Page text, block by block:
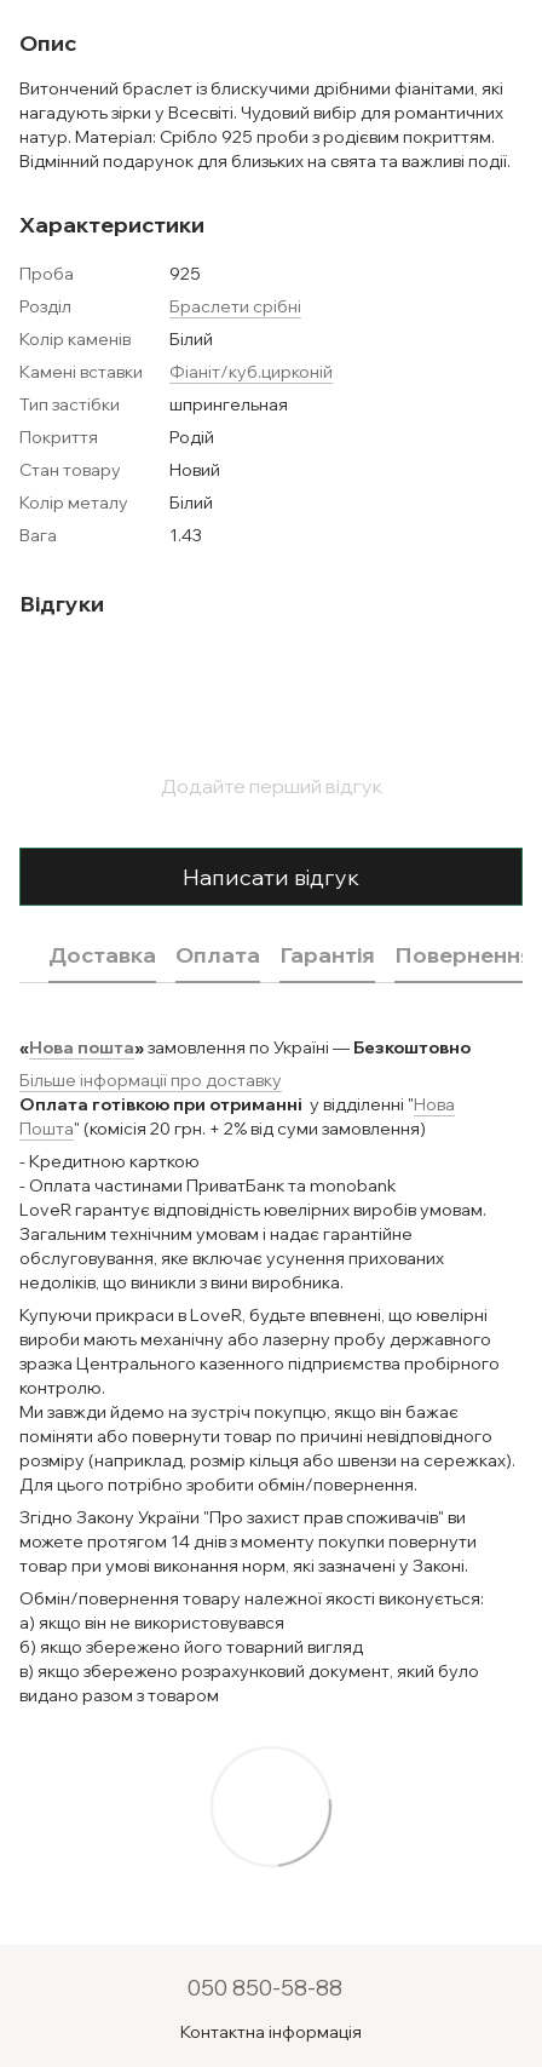
Опис
Витончений браслет із блискучими дрібними фіанітами, які
нагадують зірки у Всесвіті. Чудовий вибір для романтичних
натур. Матеріал: Срібло 925 проби з родієвим покриттям.
Відмінний подарунок для близьких на свята та важливі події.
Характеристики
Проба
925
Розділ
Браслети срібні
Колір каменів
Білий
Камені вставки
Фіаніт/куб.цирконій
Тип застібки
шпрингельная
Покриття
Родій
Стан товару
Новий
Колір металу
Білий
Вага
1.43
Відгуки
Додайте перший відгук
Написати відгук
Доставка Оплата Гарантія Повернення
«Нова пошта»замовлення по Україні — Безкоштовно
Більше інформації про доставку
Оплата готівкою при отриманні у відділенні "Нова
Пошта" (комісія 20 грн. + 2% від суми замовлення)
- Кредитною карткою
- Оплата частинами ПриватБанк та monobank
LoveR гарантує відповідність ювелірних виробів умовам.
Загальним технічним умовам і надає гарантійне
обслуговування, яке включає усунення прихованих
недоліків, що виникли з вини виробника.
Купуючи прикраси в LoveR, будьте впевнені, що ювелірні
вироби мають механічну або лазерну пробу державного
зразка Центрального казенного підприємства пробірного
контролю.
Ми завжди йдемо на зустріч покупцю, якщо він бажає
поміняти або повернути товар по причині невідповідного
розміру (наприклад, розмір кільця або швензи на сережках).
Для цього потрібно зробити обмін/повернення.
Згідно Закону України "Про захист прав споживачів" ви
можете протягом 14 днів з моменту покупки повернути
товар при умові виконання норм, які зазначені у Законі.
Обмін/повернення товару належної якості виконується:
а) якщо він не використовувався
б) якщо збережено його товарний вигляд
в) якщо збережено розрахунковий документ, який було
видано разом з товаром
050 850-58-88
Контактна інформація